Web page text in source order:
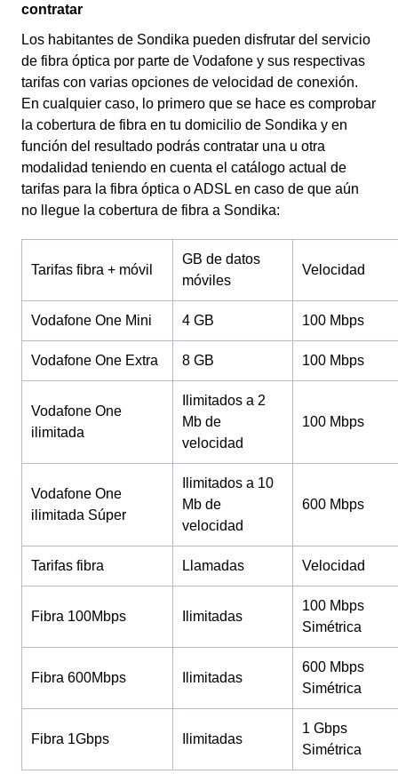
contratar
Los habitantes de Sondika pueden disfrutar del servicio
de fibra óptica por parte de Vodafone y sus respectivas
tarifas con varias opciones de velocidad de conexión.
En cualquier caso, lo primero que se hace es comprobar
la cobertura de fibra en tu domicilio de Sondika y en
función del resultado podrás contratar una u otra
modalidad teniendo en cuenta el catálogo actual de
tarifas para la fibra óptica o ADSL en caso de que aún
no llegue la cobertura de fibra a Sondika:
Tarifas fibra + móvil
GB de datos
móviles
Velocidad
Vodafone One Mini 4 GB 100 Mbps
Vodafone One Extra 8 GB 100 Mbps
Vodafone One
ilimitada
Ilimitados a 2
Mb de
velocidad
100 Mbps
Vodafone One
ilimitada Súper
Ilimitados a 10
Mb de
velocidad
600 Mbps
Tarifas fibra Llamadas Velocidad
Fibra 100Mbps Ilimitadas
100 Mbps
Simétrica
Fibra 600Mbps Ilimitadas
600 Mbps
Simétrica
Fibra 1Gbps Ilimitadas
1 Gbps
Simétrica